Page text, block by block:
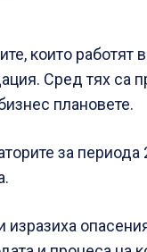
които работят в
Сред тях са
плановете.
за периода
изразиха